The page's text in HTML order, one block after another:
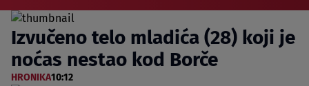
Izvučeno telo mladića (28) koji je
noćas nestao kod Borče
HRONIKA10:12